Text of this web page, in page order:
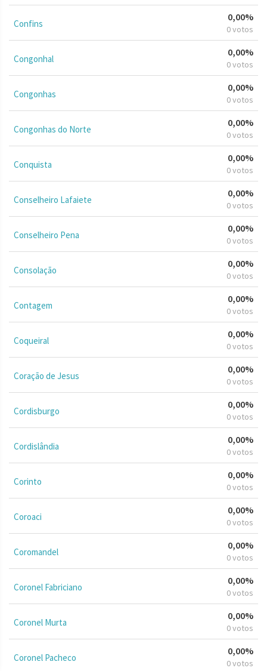
Confins
0,00%
0 votos
Congonhal
0,00%
0 votos
Congonhas
0,00%
0 votos
Congonhas do Norte
0,00%
0 votos
Conquista
0,00%
0 votos
Conselheiro Lafaiete
0,00%
0 votos
Conselheiro Pena
0,00%
0 votos
Consolação
0,00%
0 votos
Contagem
0,00%
0 votos
Coqueiral
0,00%
0 votos
Coração de Jesus
0,00%
0 votos
Cordisburgo
0,00%
0 votos
Cordislândia
0,00%
0 votos
Corinto
0,00%
0 votos
Coroaci
0,00%
0 votos
Coromandel
0,00%
0 votos
Coronel Fabriciano
0,00%
0 votos
Coronel Murta
0,00%
0 votos
Coronel Pacheco
0,00%
0 votos